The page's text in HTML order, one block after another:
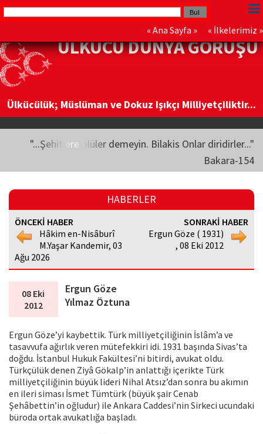
« Ana Sayfa » « İlkelerimiz »
ÜLKÜCÜ DÜNYA GÖRÜŞÜ
Ülkücülük; Müslüman ve Dokuz Işıkçı Milliyetçiliktir...
"...Şehitlere ölüler demeyin. Bilakis Onlar diridirler..."
Bakara-154
HABERLER
ÖNCEKİ HABER
Hâkim en-Nisâburî
M.Yaşar Kandemir, 03
Ağu 2026
SONRAKİ HABER
Ergun Göze ( 1931)
, 08 Eki 2012
08 Eki
2012
Ergun Göze
Yılmaz Öztuna
Ergun Göze’yi kaybettik. Türk milliyetçiliğinin İslâm’a ve
tasavvufa ağırlık veren mütefekkiri idi. 1931 başında Sivas’ta
doğdu. İstanbul Hukuk Fakültesi’ni bitirdi, avukat oldu.
Türkçülük denen Ziyâ Gökalp’in anlattığı içerikte Türk
milliyetçiliğinin büyük lideri Nihal Atsız’dan sonra bu akımın
en ileri siması İsmet Tümtürk (büyük şair Cenab
Şehâbettin’in oğludur) ile Ankara Caddesi’nin Sirkeci ucundaki
büroda ortak avukatlığa başladı.